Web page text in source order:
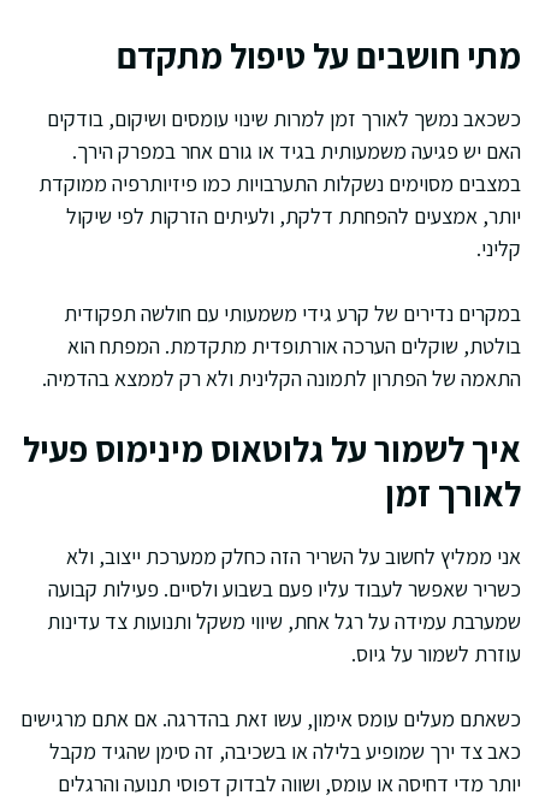
מתי חושבים על טיפול מתקדם
כשכאב נמשך לאורך זמן למרות שינוי עומסים ושיקום, בודקים
האם יש פגיעה משמעותית בגיד או גורם אחר במפרק הירך.
במצבים מסוימים נשקלות התערבויות כמו פיזיותרפיה ממוקדת
יותר, אמצעים להפחתת דלקת, ולעיתים הזרקות לפי שיקול
קליני.
במקרים נדירים של קרע גידי משמעותי עם חולשה תפקודית
בולטת, שוקלים הערכה אורתופדית מתקדמת. המפתח הוא
התאמה של הפתרון לתמונה הקלינית ולא רק לממצא בהדמיה.
איך לשמור על גלוטאוס מינימוס פעיל
לאורך זמן
אני ממליץ לחשוב על השריר הזה כחלק ממערכת ייצוב, ולא
כשריר שאפשר לעבוד עליו פעם בשבוע ולסיים. פעילות קבועה
שמערבת עמידה על רגל אחת, שיווי משקל ותנועות צד עדינות
עוזרת לשמור על גיוס.
כשאתם מעלים עומס אימון, עשו זאת בהדרגה. אם אתם מרגישים
כאב צד ירך שמופיע בלילה או בשכיבה, זה סימן שהגיד מקבל
יותר מדי דחיסה או עומס, ושווה לבדוק דפוסי תנועה והרגלים